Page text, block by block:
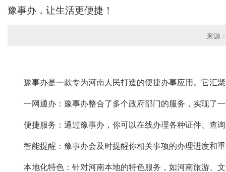
豫事办，让生活更便捷！
来源
豫事办是一款专为河南人民打造的便捷办事应用。它汇
一网通办：豫事办整合了多个政府部门的服务，实现了
便捷服务：通过豫事办，你可以在线办理各种证件、查
智能提醒：豫事办会及时提醒你相关事项的办理进度和
本地化特色：针对河南本地的特色服务，如河南旅游、